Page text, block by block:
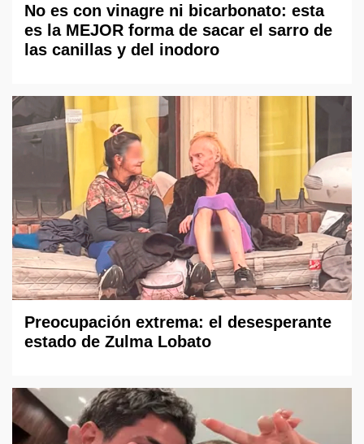
No es con vinagre ni bicarbonato: esta
es la MEJOR forma de sacar el sarro de
las canillas y del inodoro
Preocupación extrema: el desesperante
estado de Zulma Lobato